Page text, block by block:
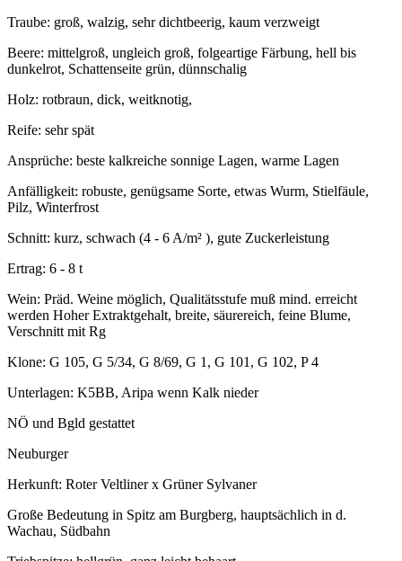
Traube: groß, walzig, sehr dichtbeerig, kaum verzweigt
Beere: mittelgroß, ungleich groß, folgeartige Färbung, hell bis
dunkelrot, Schattenseite grün, dünnschalig
Holz: rotbraun, dick, weitknotig,
Reife: sehr spät
Ansprüche: beste kalkreiche sonnige Lagen, warme Lagen
Anfälligkeit: robuste, genügsame Sorte, etwas Wurm, Stielfäule,
Pilz, Winterfrost
Schnitt: kurz, schwach (4 - 6 A/m² ), gute Zuckerleistung
Ertrag: 6 - 8 t
Wein: Präd. Weine möglich, Qualitätsstufe muß mind. erreicht
werden Hoher Extraktgehalt, breite, säurereich, feine Blume,
Verschnitt mit Rg
Klone: G 105, G 5/34, G 8/69, G 1, G 101, G 102, P 4
Unterlagen: K5BB, Aripa wenn Kalk nieder
NÖ und Bgld gestattet
Neuburger
Herkunft: Roter Veltliner x Grüner Sylvaner
Große Bedeutung in Spitz am Burgberg, hauptsächlich in d.
Wachau, Südbahn